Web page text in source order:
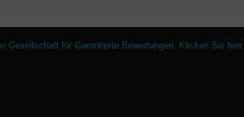
Gesellschaft für Garantierte Bewertungen, Klicken Sie hier.